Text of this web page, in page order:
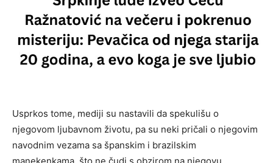
Usprkos tome, mediji su nastavili da spekulišu o
njegovom ljubavnom životu, pa su neki pričali o njegovim
navodnim vezama sa španskim i brazilskim